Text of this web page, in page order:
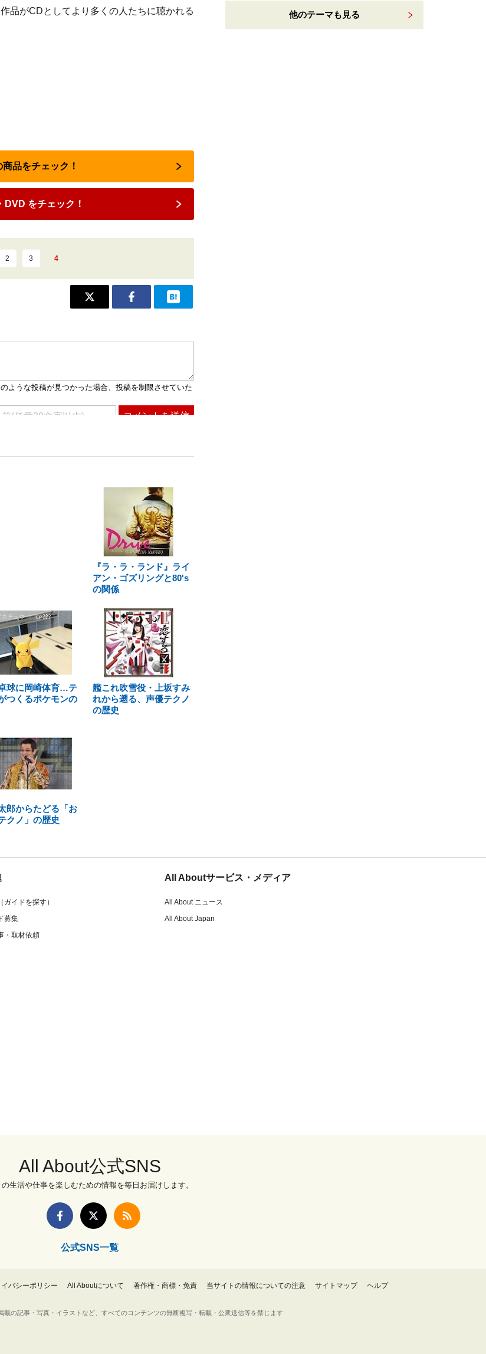
品がCDとしてより多くの人たちに聴かれる
品をチェック！
をチェック！
2 3 4
『ラ・ラ・ランド』ライ
アン・ゴズリングと80's
の関係
球に岡崎体育…テ
つくるポケモンの
艦これ吹雪役・上坂すみ
れから遡る、声優テクノ
の歴史
郎からたどる「お
クノ」の歴史
他のテーマも見る
イドを探す）
募集
・取材依頼
All Aboutサービス・メディア
All About ニュース
All About Japan
All About公式SNS
の生活や仕事を楽しむための情報を毎日お届けします。
公式SNS一覧
イバシーポリシー All Aboutについて 著作権・商標・免責 当サイトの情報についての注意 サイトマップ ヘルプ
載の記事・写真・イラストなど、すべてのコンテンツの無断複写・転載・公衆送信等を禁じます